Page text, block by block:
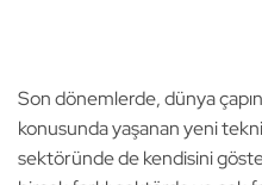
Son dönemlerde, dünya
konusunda yaşanan yeni
sektöründe de kendisini